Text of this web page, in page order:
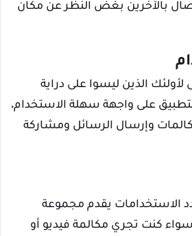
بالآخرين بغض النظر عن مكان
الذين ليسوا على دراية
على واجهة سهلة الاستخدام،
وإرسال الرسائل ومشاركة
الاستخدامات يقدم مجموعة
كنت تجري مكالمة فيديو أو